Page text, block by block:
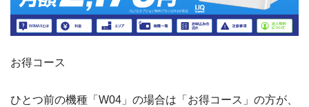
お得コース
ひとつ前の機種「W04」の場合は「お得コース」の方が、